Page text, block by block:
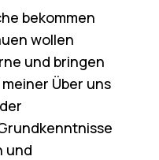
bekommen
wollen
und bringen
Über uns
und